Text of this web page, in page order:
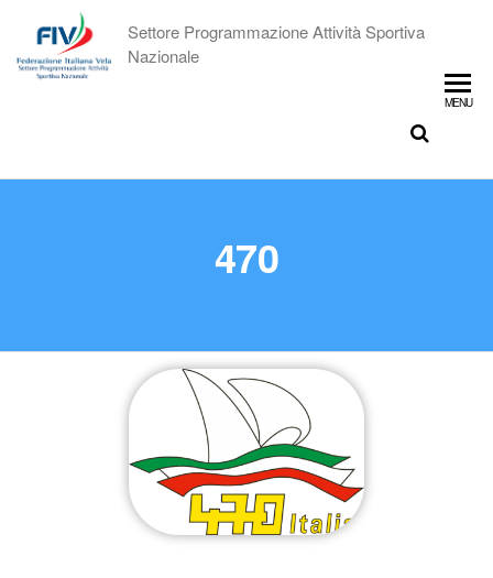
Settore Programmazione Attività Sportiva
Nazionale
MENU
470